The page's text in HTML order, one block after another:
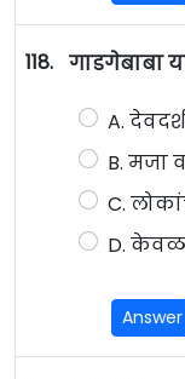
118. गाडगेबाबा
A.
B. मजा
C.
D. केवळ
Answer